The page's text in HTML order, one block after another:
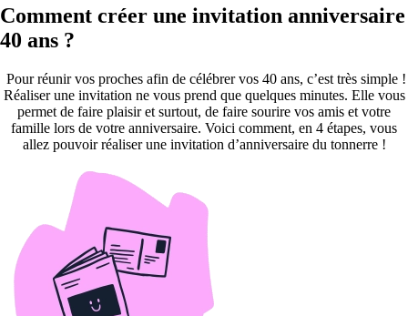
Comment créer une invitation anniversaire
40 ans ?
Pour réunir vos proches afin de célébrer vos 40 ans, c’est très simple !
Réaliser une invitation ne vous prend que quelques minutes. Elle vous
permet de faire plaisir et surtout, de faire sourire vos amis et votre
famille lors de votre anniversaire. Voici comment, en 4 étapes, vous
allez pouvoir réaliser une invitation d’anniversaire du tonnerre !